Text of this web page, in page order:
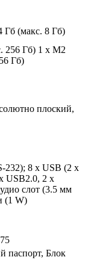
Гб (макс. 8 Гб)
256 Гб) 1 х M2
Гб)
плоский,
232); 8 х USB (2 х
USB2.0, 2 x
слот (3.5 мм
(1 W)
паспорт, Блок